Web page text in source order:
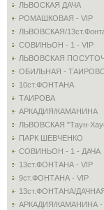
ЛЬВОСКАЯ ДАЧА
РОМАШКОВАЯ - VIP
ЛЬВОВСКАЯ/
СОВИНЬОН - 1 - VIP
ЛЬВОВСКАЯ
ОБИЛЬНАЯ - ТАИРОВО
10ст.ФОНТАНА
ТАИРОВА
АРКАДИЯ/КАМАНИНА
ЛЬВОВСКАЯ "Таун-
ПАРК ШЕВЧЕНКО
СОВИНЬОН - 1 - ДАЧА
13ст.ФОНТАНА - VIP
9ст.ФОНТАНА - VIP
13ст.ФОНТАНА/
АРКАДИЯ/КАМАНИНА -